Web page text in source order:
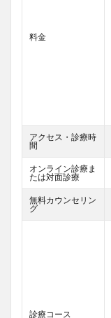
料金
アクセス・診療時
間
オンライン診療ま
たは対面診療
無料カウンセリン
グ
診療コース